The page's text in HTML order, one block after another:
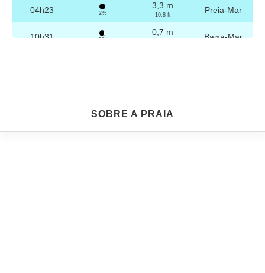
04h23 2%
3,3 m
10.8 ft Preia-Mar
10h31 3%
0,7 m Baixa-Mar
Sexta
SOBRE A PRAIA